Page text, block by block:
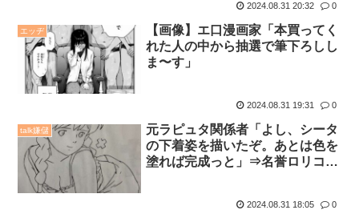
2024.08.31 20:32 0
エッヂ
【画像】エ口漫画家「本買ってく
れた人の中から抽選で筆下ろしし
ま〜す」
2024.08.31 19:31 0
talk嫌儲
元ラピュタ関係者「よし、シータ
の下着姿を描いたぞ。あとは色を
塗れば完成っと」⇒名誉ロリコン
2024.08.31 18:05 0